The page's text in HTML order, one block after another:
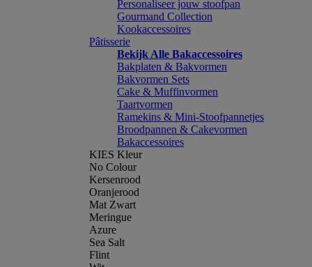
Personaliseer jouw stoofpan
Gourmand Collection
Kookaccessoires
Pâtisserie
Bekijk Alle Bakaccessoires
Bakplaten & Bakvormen
Bakvormen Sets
Cake & Muffinvormen
Taartvormen
Ramekins & Mini-Stoofpannetjes
Broodpannen & Cakevormen
Bakaccessoires
KIES Kleur
No Colour
Kersenrood
Oranjerood
Mat Zwart
Meringue
Azure
Sea Salt
Flint